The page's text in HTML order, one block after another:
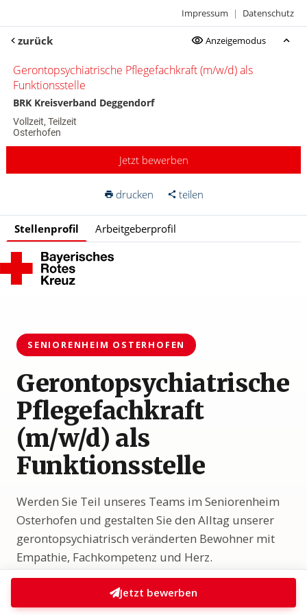
Impressum | Datenschutz
zurück Anzeigemodus
Gerontopsychiatrische Pflegefachkraft (m/w/d) als
Funktionsstelle
BRK Kreisverband Deggendorf
Vollzeit, Teilzeit
Osterhofen
Jetzt bewerben
drucken teilen
Stellenprofil Arbeitgeberprofil
Karte anzeigen